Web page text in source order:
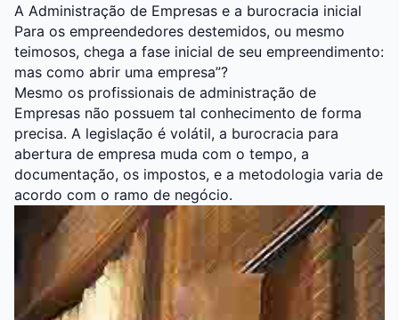
A Administração de Empresas e a burocracia inicial
Para os empreendedores destemidos, ou mesmo
teimosos, chega a fase inicial de seu empreendimento:
mas como abrir uma empresa”?
Mesmo os profissionais de administração de
Empresas não possuem tal conhecimento de forma
precisa. A legislação é volátil, a burocracia para
abertura de empresa muda com o tempo, a
documentação, os impostos, e a metodologia varia de
acordo com o ramo de negócio.